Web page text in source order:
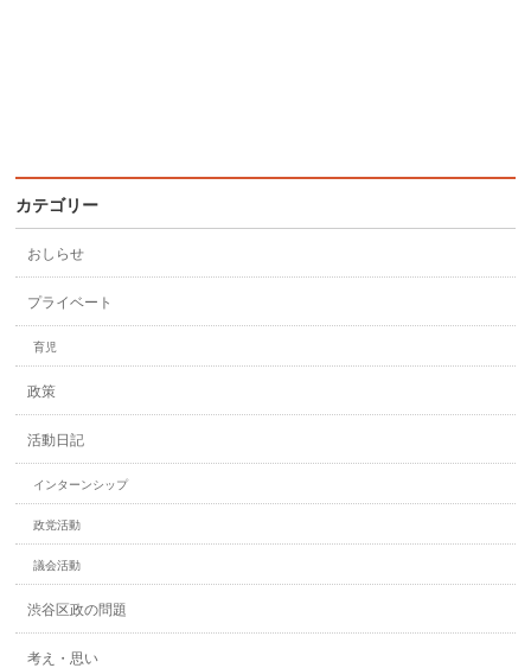
カテゴリー
おしらせ
プライベート
育児
政策
活動日記
インターンシップ
政党活動
議会活動
渋谷区政の問題
考え・思い